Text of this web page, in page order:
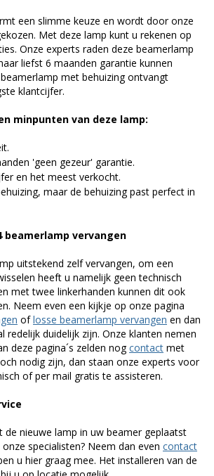
een slimme keuze en wordt door onze
Met deze lamp kunt u rekenen op
Onze experts raden deze beamerlamp
liefst 6 maanden garantie kunnen
met behuizing ontvangt
klantcijfer.
minpunten van deze lamp:
'geen gezeur' garantie.
en het meest verkocht.
maar de behuizing past perfect in
beamerlamp vervangen
uitstekend zelf vervangen, om een
heeft u namelijk geen technisch
met twee linkerhanden kunnen dit ook
Neem even een kijkje op onze pagina
oflosse beamerlamp vervangen en dan
redelijk duidelijk zijn. Onze klanten nemen
deze pagina´s zelden nogcontact met
nodig zijn, dan staan onze experts voor
of per mail gratis te assisteren.
de nieuwe lamp in uw beamer geplaatst
specialisten? Neem dan even contact
u hier graag mee. Het installeren van de